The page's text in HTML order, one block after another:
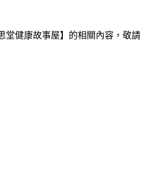
堂健康故事屋】的相關內容，敬請